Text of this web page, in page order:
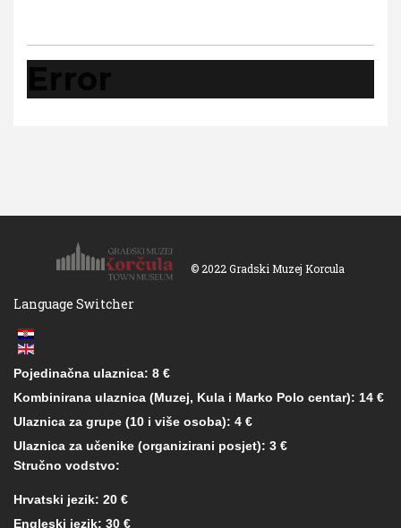
© 2022 Gradski Muzej Korcula
Language Switcher
Pojedinačna ulaznica: 8 €
Kombinirana ulaznica (Muzej, Kula i Marko Polo centar): 14 €
Ulaznica za grupe (10 i više osoba): 4 €
Ulaznica za učenike (organizirani posjet): 3 €
Stručno vodstvo:
Hrvatski jezik: 20 €
Engleski jezik: 30 €